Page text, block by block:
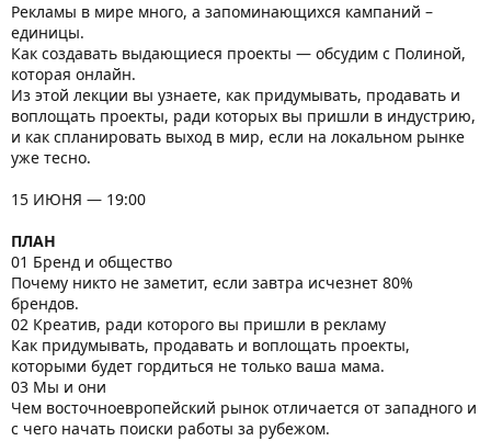
Рекламы в мире много, а запоминающихся кампаний –
единицы.
Как создавать выдающиеся проекты — обсудим с Полиной,
которая онлайн.
Из этой лекции вы узнаете, как придумывать, продавать и
воплощать проекты, ради которых вы пришли в индустрию,
и как спланировать выход в мир, если на локальном рынке
уже тесно.
15 ИЮНЯ — 19:00
ПЛАН
01 Бренд и общество
Почему никто не заметит, если завтра исчезнет 80%
брендов.
02 Креатив, ради которого вы пришли в рекламу
Как придумывать, продавать и воплощать проекты,
которыми будет гордиться не только ваша мама.
03 Мы и они
Чем восточноевропейский рынок отличается от западного и
с чего начать поиски работы за рубежом.